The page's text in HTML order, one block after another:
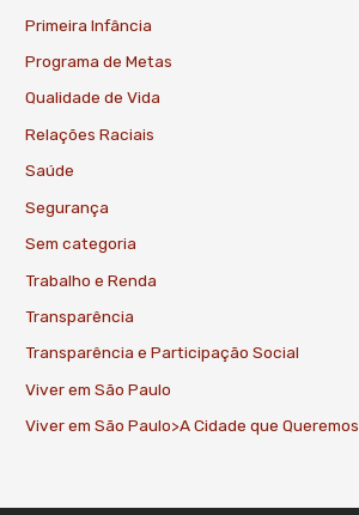
Primeira Infância
Programa de Metas
Qualidade de Vida
Relações Raciais
Saúde
Segurança
Sem categoria
Trabalho e Renda
Transparência
Transparência e Participação Social
Viver em São Paulo
Viver em São Paulo>A Cidade que Queremos